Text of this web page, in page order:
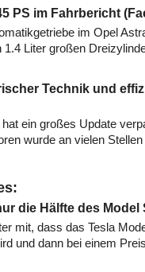
PS im Fahrbericht
im Opel
1.4 Liter großen
Technik und
ein großes Update
wurde an vielen Stellen
die Hälfte des Model
mit, dass das Tesla
und dann bei einem